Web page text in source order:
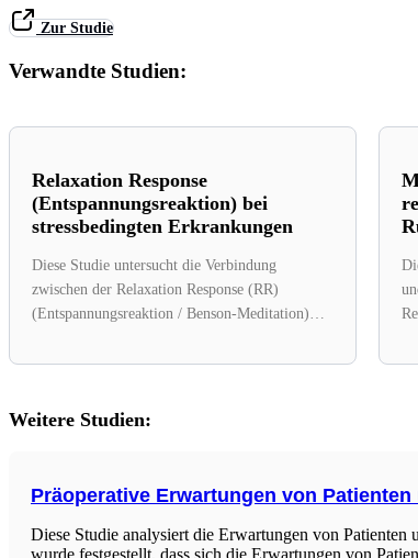
Zur Studie
Verwandte Studien:
Relaxation Response
(Entspannungsreaktion) bei
stressbedingten Erkrankungen
Diese Studie untersucht die Verbindung
zwischen der Relaxation Response (RR)
(Entspannungsreaktion / Benson-Meditation)
Erkrankungen. Sie...
Weitere Studien:
Präoperative Erwartungen von
Diese Studie analysiert die Erwartungen von
wurde festgestellt, dass sich die Erwartungen von